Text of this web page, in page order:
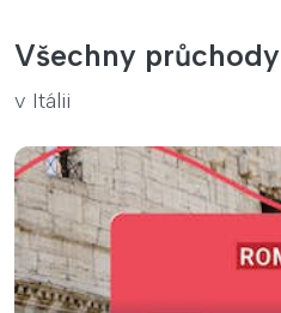
Všechny průchody
v Itálii